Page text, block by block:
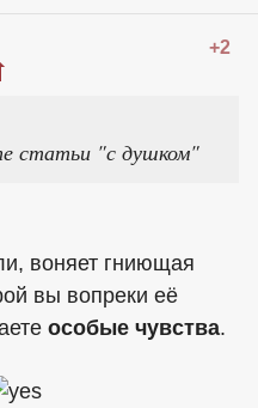
+2
статьи "с душком"
воняет гниющая
вы вопреки её
особые чувства.